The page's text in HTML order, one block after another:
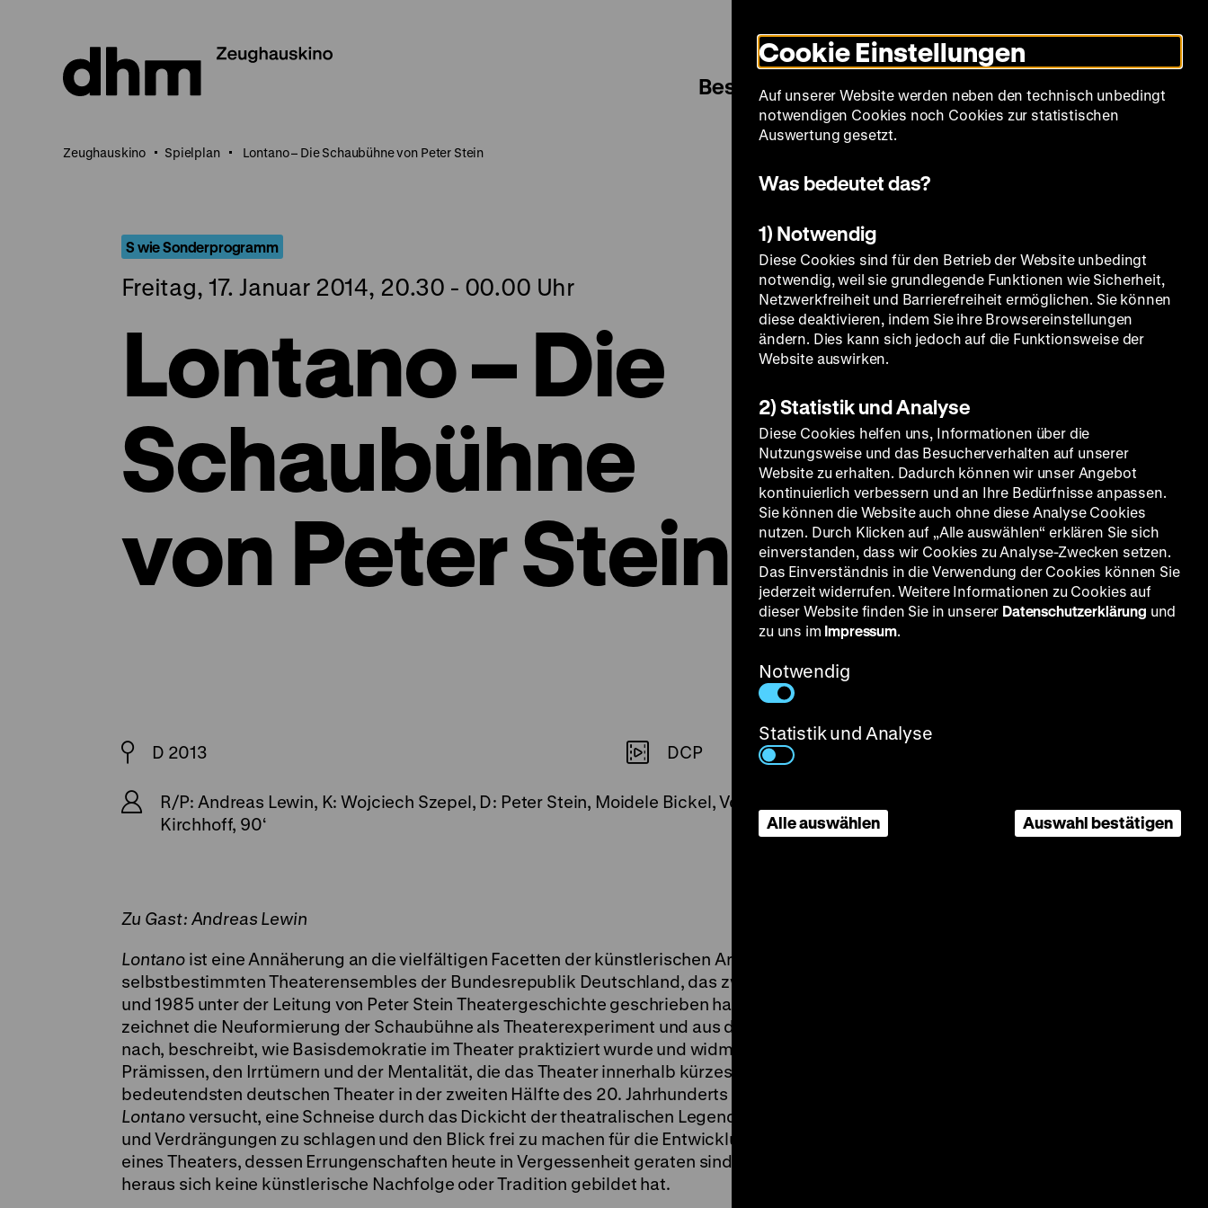
Seiteninhalt
springen
Modus
umschalten
Sprache
Besuch Spielplan Filmreihen Über uns
Zeughauskino Spielplan Lontano – Die Schaubühne von Peter Stein
S wie Sonderprogramm
Freitag, 17. Januar 2014, 20.30 - 00.00 Uhr
Lontano – Die
Schaubühne
von Peter Stein
D 2013 DCP
R/P: Andreas Lewin, K: Wojciech Szepel, D: Peter Stein, Moidele Bickel, Volker Butzmann, Bruno Ganz, Corinna
Kirchhoff, 90‘
Zu Gast: Andreas Lewin
Lontanoist eine Annäherung an die vielfältigen Facetten der künstlerischen Arbeit des ersten
selbstbestimmten Theaterensembles der Bundesrepublik Deutschland, das zwischen 1970
und 1985 unter der Leitung von Peter Stein Theatergeschichte geschrieben hat. Der Film
zeichnet die Neuformierung der Schaubühne als Theaterexperiment und aus dem Geist von ‘68
nach, beschreibt, wie Basisdemokratie im Theater praktiziert wurde und widmet sich den
Prämissen, den Irrtümern und der Mentalität, die das Theater innerhalb kürzester Zeit zu dem
bedeutendsten deutschen Theater in der zweiten Hälfte des 20. Jahrhunderts gemacht haben.
Lontanoversucht, eine Schneise durch das Dickicht der theatralischen Legendenbildungen
und Verdrängungen zu schlagen und den Blick frei zu machen für die Entwicklungsgeschichte
eines Theaters, dessen Errungenschaften heute in Vergessenheit geraten sind und aus dem
heraus sich keine künstlerische Nachfolge oder Tradition gebildet hat.
Cookie Einstellungen
Auf unserer Website werden neben den technisch unbedingt
notwendigen Cookies noch Cookies zur statistischen
Auswertung gesetzt.
Was bedeutet das?
1) Notwendig
Diese Cookies sind für den Betrieb der Website unbedingt
notwendig, weil sie grundlegende Funktionen wie Sicherheit,
Netzwerkfreiheit und Barrierefreiheit ermöglichen. Sie können
diese deaktivieren, indem Sie ihre Browsereinstellungen
ändern. Dies kann sich jedoch auf die Funktionsweise der
Website auswirken.
2) Statistik und Analyse
Diese Cookies helfen uns, Informationen über die
Nutzungsweise und das Besucherverhalten auf unserer
Website zu erhalten. Dadurch können wir unser Angebot
kontinuierlich verbessern und an Ihre Bedürfnisse anpassen.
Sie können die Website auch ohne diese Analyse Cookies
nutzen. Durch Klicken auf „Alle auswählen“ erklären Sie sich
einverstanden, dass wir Cookies zu Analyse-Zwecken setzen.
Das Einverständnis in die Verwendung der Cookies können Sie
jederzeit widerrufen. Weitere Informationen zu Cookies auf
dieser Website finden Sie in unserer Datenschutzerklärung und
zu uns im Impressum.
Notwendig
Statistik und Analyse
Alle auswählen Auswahl bestätigen